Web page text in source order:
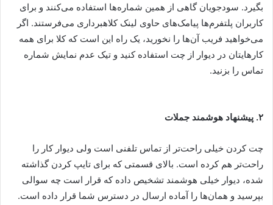
بگیرد. سودجویان گاهی از همین شماره‌ها استفاده می‌کنند و برای
کاربران پلتفرم‌ها پیامک‌های حاوی لینک کلاهبرداری می‌فرستند. اگر
می‌خواهید فریب آن‌ها را نخورید، یک راه این است که کلا برای همه
کارهایتان در دیوار از چت استفاده کنید و تیک عدم نمایش شماره
تماس را بزنید.
۲. پیشنهاد هوشمند جملات
چت کردن خیلی راحت‌تر از تماس تلفنی است ولی دیوار کار را
راحت‌تر هم کرده است. بالای قسمتی که برای تایپ کردن گذاشته
شده، دیوار خیلی هوشمند تشخیص داده که قرار است چه سوالی
بپرسید و همان‌ها را آماده ارسال در دسترس شما قرار داده است.